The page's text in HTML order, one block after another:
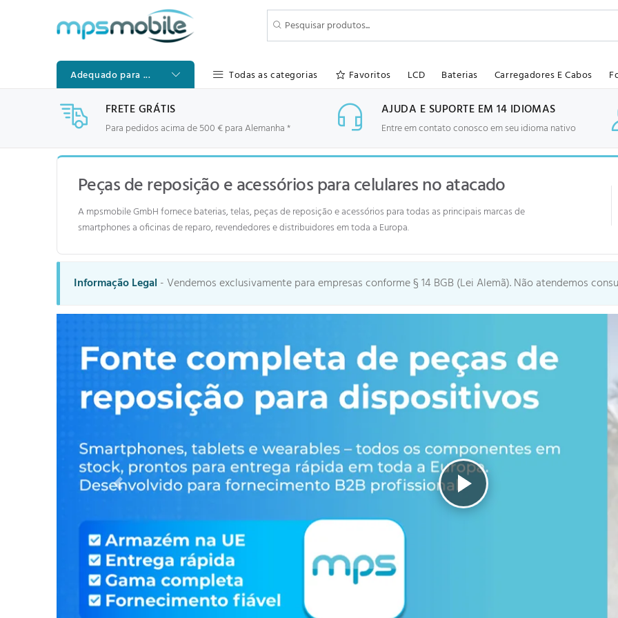
Adequado para ... Todas as categorias Favoritos LCD Baterias Carregadores E Cabos
FRETE GRÁTIS
Para pedidos acima de 500 € para Alemanha *
AJUDA E SUPORTE EM 14 IDIOMAS
Entre em contato conosco em seu idioma nativo
Peças de reposição e acessórios para celulares no atacado
A mpsmobile GmbH fornece baterias, telas, peças de reposição e acessórios para todas as principais marcas de
smartphones a oficinas de reparo, revendedores e distribuidores em toda a Europa.
Informação Legal - Vendemos exclusivamente para empresas conforme § 14 BGB (Lei Alemã). Não atendemos
Previous